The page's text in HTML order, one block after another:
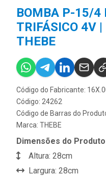
BOMBA P-15/4
TRIFÁSICO 4V
THEBE
Código do Fabricante:
Código: 24262
Código de Barras do
Marca: THEBE
Dimensões do Produto
Altura: 28cm
Largura: 28cm